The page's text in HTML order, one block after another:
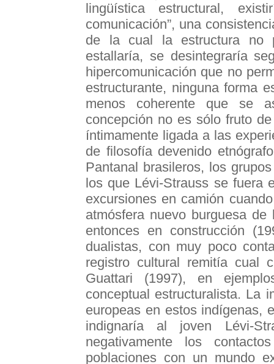
lingüística estructural,
comunicación”, una
de la cual la estructura no
estallaría, se desintegraría
hipercomunicación que no
estructurante, ninguna forma
menos coherente que se
concepción no es sólo fruto
íntimamente ligada a las
de filosofía devenido
Pantanal brasileros, los
los que Lévi-Strauss se fuera
excursiones en camión
atmósfera nuevo burguesa
entonces en construcción
dualistas, con muy poco
registro cultural remitía cual
Guattari (1997), en
conceptual estructuralista. La
europeas en estos indígenas,
indignaría al joven Lévi-
negativamente los
poblaciones con un mundo